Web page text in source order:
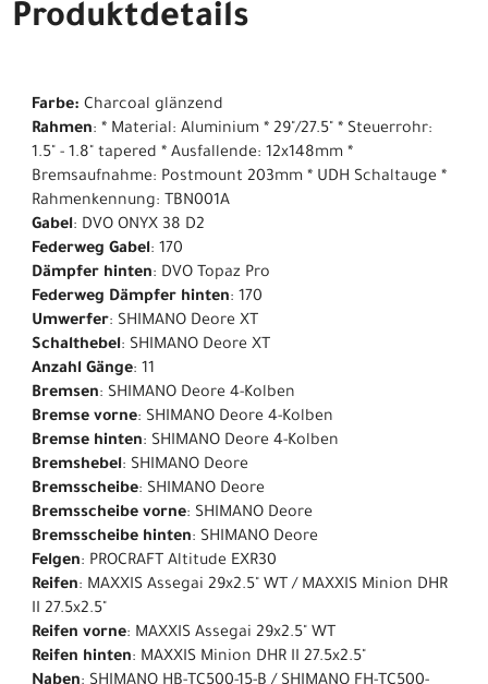
Produktdetails
Farbe: Charcoal glänzend
Rahmen: * Material: Aluminium * 29"/27.5" * Steuerrohr:
1.5" - 1.8" tapered * Ausfallende: 12x148mm *
Bremsaufnahme: Postmount 203mm * UDH Schaltauge *
Rahmenkennung: TBN001A
Gabel: DVO ONYX 38 D2
Federweg Gabel: 170
Dämpfer hinten: DVO Topaz Pro
Federweg Dämpfer hinten: 170
Umwerfer: SHIMANO Deore XT
Schalthebel: SHIMANO Deore XT
Anzahl Gänge: 11
Bremsen: SHIMANO Deore 4-Kolben
Bremse vorne: SHIMANO Deore 4-Kolben
Bremse hinten: SHIMANO Deore 4-Kolben
Bremshebel: SHIMANO Deore
Bremsscheibe: SHIMANO Deore
Bremsscheibe vorne: SHIMANO Deore
Bremsscheibe hinten: SHIMANO Deore
Felgen: PROCRAFT Altitude EXR30
Reifen: MAXXIS Assegai 29x2.5" WT / MAXXIS Minion DHR
II 27.5x2.5"
Reifen vorne: MAXXIS Assegai 29x2.5" WT
Reifen hinten: MAXXIS Minion DHR II 27.5x2.5"